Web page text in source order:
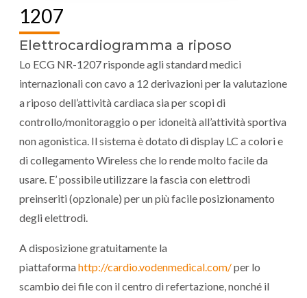
1207
Elettrocardiogramma a riposo
Lo ECG NR-1207 risponde agli standard medici
internazionali con cavo a 12 derivazioni per la valutazione
a riposo dell’attività cardiaca sia per scopi di
controllo/monitoraggio o per idoneità all’attività sportiva
non agonistica. Il sistema è dotato di display LC a colori e
di collegamento Wireless che lo rende molto facile da
usare. E’ possibile utilizzare la fascia con elettrodi
preinseriti (opzionale) per un più facile posizionamento
degli elettrodi.
A disposizione gratuitamente la
piattaformahttp://cardio.vodenmedical.com/per lo
scambio dei file con il centro di refertazione, nonché il